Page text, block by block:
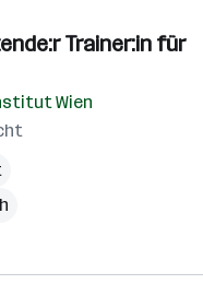
Trainer:in für
Wien